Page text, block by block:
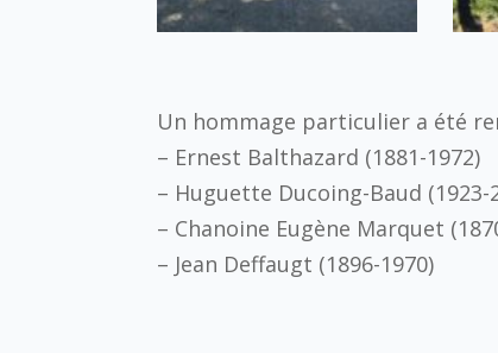
Un hommage particulier a été
– Ernest Balthazard (1881-1972)
– Huguette Ducoing-Baud (1923-
– Chanoine Eugène Marquet
– Jean Deffaugt (1896-1970)